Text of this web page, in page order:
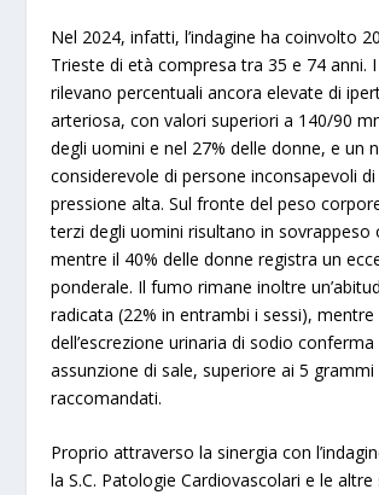
Nel 2024, infatti, l’indagine ha coinvolto
Trieste di età compresa tra 35 e 74 anni.
rilevano percentuali ancora elevate di
arteriosa, con valori superiori a 140/90
degli uomini e nel 27% delle donne, e un
considerevole di persone inconsapevoli di
pressione alta. Sul fronte del peso
terzi degli uomini risultano in sovrappeso
mentre il 40% delle donne registra un
ponderale. Il fumo rimane inoltre
radicata (22% in entrambi i sessi), mentre
dell’escrezione urinaria di sodio
assunzione di sale, superiore ai 5 grammi
raccomandati.
Proprio attraverso la sinergia con
la S.C. Patologie Cardiovascolari e le